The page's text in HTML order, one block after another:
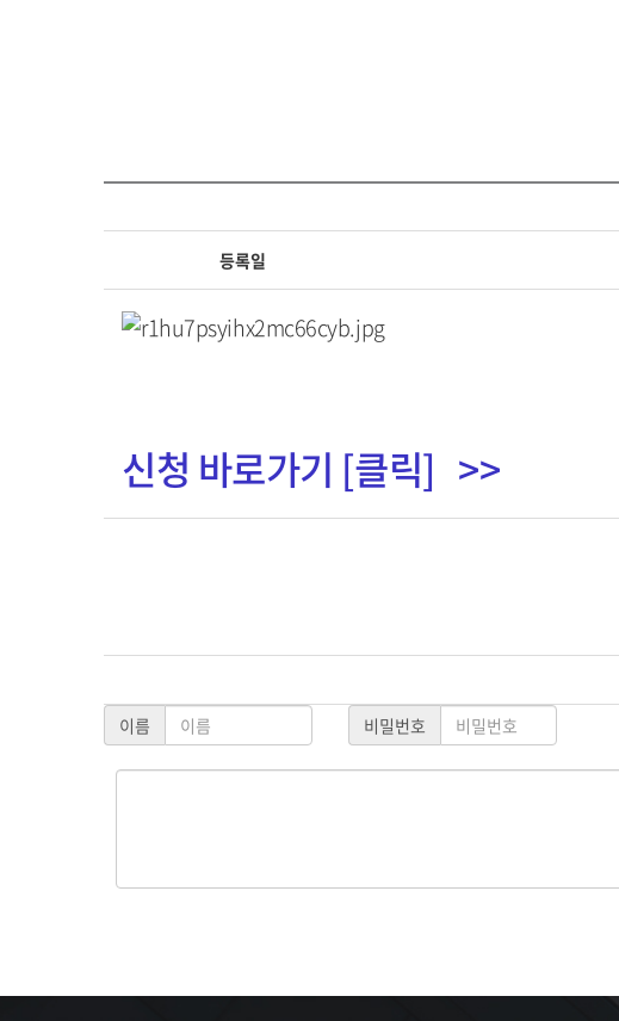
등록일
신청 바로가기 [클릭] >>
이름 비밀번호